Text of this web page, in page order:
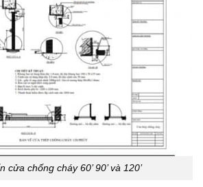
cửa chống cháy 60’ 90’ và 120’